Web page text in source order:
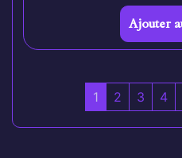
Ajouter
1 2 3 4